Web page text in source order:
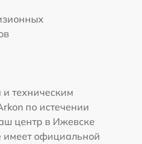
техническим
по истечении
центр в Ижевске
имеет официальной